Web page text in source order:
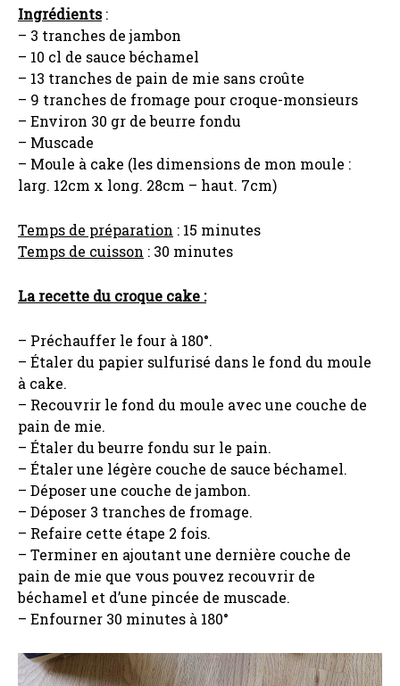
Ingrédients:
– 3 tranches de jambon
– 10 cl de sauce béchamel
– 13 tranches de pain de mie sans croûte
– 9 tranches de fromage pour croque-monsieurs
– Environ 30 gr de beurre fondu
– Muscade
– Moule à cake (les dimensions de mon moule :
larg. 12cm x long. 28cm – haut. 7cm)
Temps de préparation : 15 minutes
Temps de cuisson : 30 minutes
La recette du croque cake :
– Préchauffer le four à 180°.
– Étaler du papier sulfurisé dans le fond du moule
à cake.
– Recouvrir le fond du moule avec une couche de
pain de mie.
– Étaler du beurre fondu sur le pain.
– Étaler une légère couche de sauce béchamel.
– Déposer une couche de jambon.
– Déposer 3 tranches de fromage.
– Refaire cette étape 2 fois.
– Terminer en ajoutant une dernière couche de
pain de mie que vous pouvez recouvrir de
béchamel et d’une pincée de muscade.
– Enfourner 30 minutes à 180°